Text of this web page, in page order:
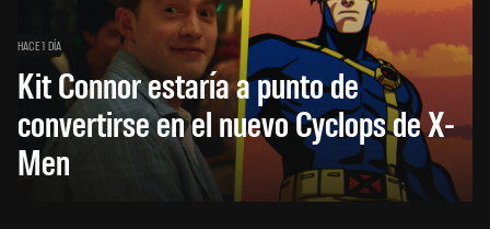
HACE 1 DÍA
Kit Connor estaría a punto de
convertirse en el nuevo Cyclops de X-
Men